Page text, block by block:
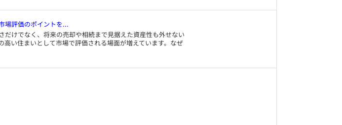
場評価のポイントを...
けでなく、将来の売却や相続まで見据えた資産性も外せない
い住まいとして市場で評価される場面が増えています。なぜ